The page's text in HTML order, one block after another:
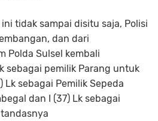
tidak sampai disitu saja, Polisi
dan dari
Polda Sulsel kembali
sebagai pemilik Parang untuk
Lk sebagai Pemilik Sepeda
dan I (37) Lk sebagai